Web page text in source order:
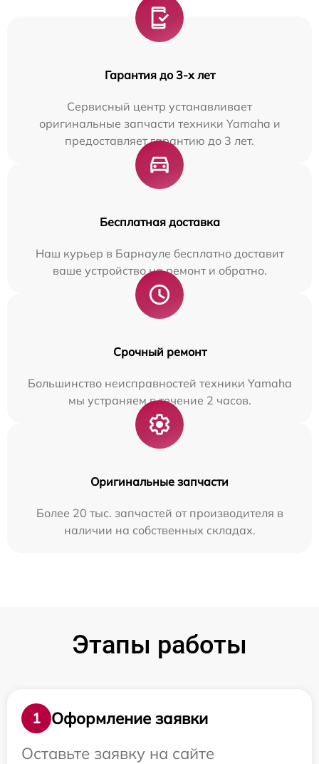
Гарантия до 3-х лет
Сервисный центр устанавливает
оригинальные запчасти техники Yamaha и
предоставляет гарантию до 3 лет.
Бесплатная доставка
Наш курьер в Барнауле бесплатно доставит
ваше устройство на ремонт и обратно.
Срочный ремонт
Большинство неисправностей техники Yamaha
мы устраняем в течение 2 часов.
Оригинальные запчасти
Более 20 тыс. запчастей от производителя в
наличии на собственных складах.
Этапы работы
1
Оформление заявки
Оставьте заявку на сайте